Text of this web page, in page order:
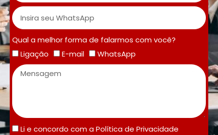
Qual a melhor forma de falarmos com você?
Ligação
E-mail WhatsApp
Li e concordo com aPolítica de Privacidade